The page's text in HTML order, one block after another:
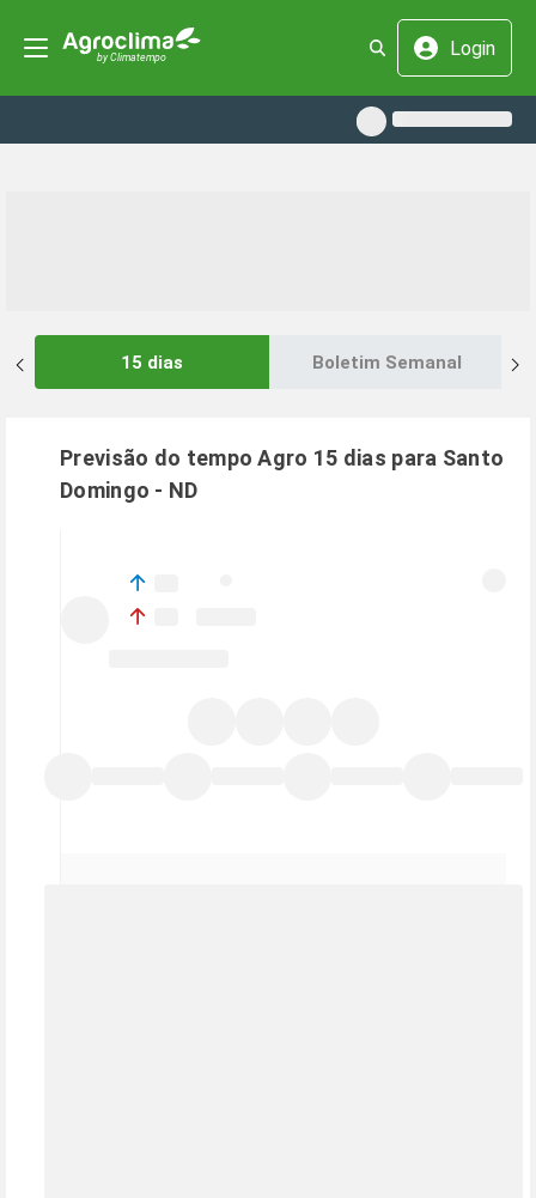
Login
15 dias Boletim Semanal
Previsão do tempo Agro 15 dias para Santo
Domingo - ND